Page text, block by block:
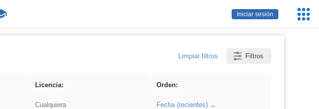
Iniciar sesión
Limpiar filtros Filtros
Licencia:
Cualquiera
Orden:
Fecha (recientes)